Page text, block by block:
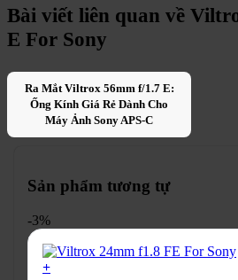
Bài viết liên quan về
E For Sony
Ra Mắt Viltrox 56mm f/1.7 E:
Ống Kính Giá Rẻ Dành Cho
Máy Ảnh Sony APS-C
Sản phẩm tương tự
-3%
+